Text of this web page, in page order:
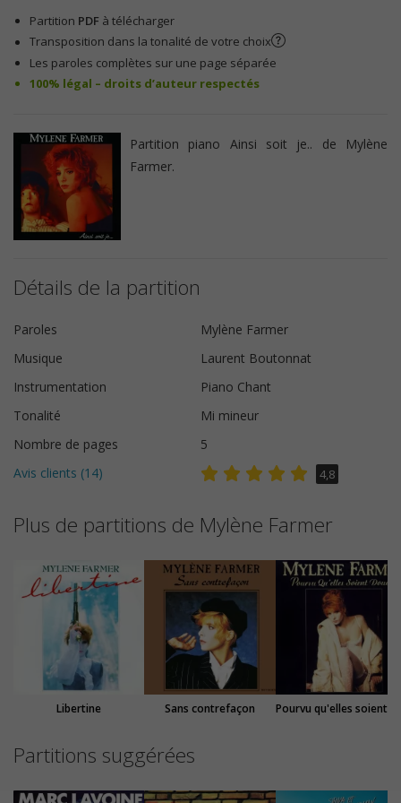
Partition PDF à télécharger
Transposition dans la tonalité de votre choix
Les paroles complètes sur une page séparée
100% légal – droits d’auteur respectés
Partition piano Ainsi soit je.. de Mylène
Farmer.
Détails de la partition
Paroles
Mylène Farmer
Musique
Laurent Boutonnat
Instrumentation
Piano Chant
Tonalité
Mi mineur
Nombre de pages
5
Avis clients (14) 4,8
Plus de partitions de Mylène Farmer
Libertine Sans contrefaçon
Partitions suggérées